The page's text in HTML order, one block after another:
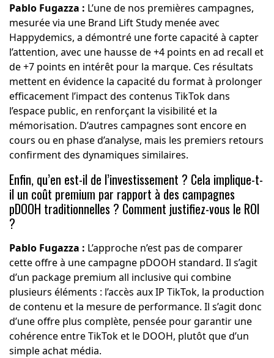
Pablo Fugazza : L’une de nos premières campagnes,
mesurée via une Brand Lift Study menée avec
Happydemics, a démontré une forte capacité à capter
l’attention, avec une hausse de +4 points en ad recall et
de +7 points en intérêt pour la marque. Ces résultats
mettent en évidence la capacité du format à prolonger
efficacement l’impact des contenus TikTok dans
l’espace public, en renforçant la visibilité et la
mémorisation. D’autres campagnes sont encore en
cours ou en phase d’analyse, mais les premiers retours
confirment des dynamiques similaires.
Enfin, qu’en est-il de l’investissement ? Cela implique-t-
il un coût premium par rapport à des campagnes
pDOOH traditionnelles ? Comment justifiez-vous le ROI
?
Pablo Fugazza : L’approche n’est pas de comparer
cette offre à une campagne pDOOH standard. Il s’agit
d’un package premium all inclusive qui combine
plusieurs éléments : l’accès aux IP TikTok, la production
de contenu et la mesure de performance. Il s’agit donc
d’une offre plus complète, pensée pour garantir une
cohérence entre TikTok et le DOOH, plutôt que d’un
simple achat média.